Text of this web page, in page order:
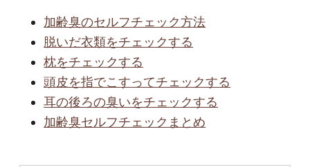
加齢臭のセルフチェック方法
脱いだ衣類をチェックする
枕をチェックする
頭皮を指でこすってチェックする
耳の後ろの臭いをチェックする
加齢臭セルフチェックまとめ